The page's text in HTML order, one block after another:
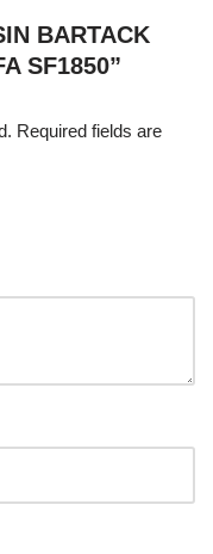
BARTACK
SF1850”
Required fields are